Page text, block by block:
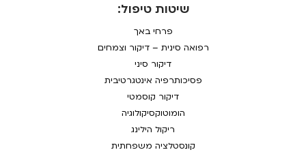
שיטות טיפול:
פרחי באך
רפואה סינית – דיקור וצמחים
דיקור סיני
פסיכותרפיה אינטגרטיבית
דיקור קוסמטי
הומוטוקסיקולוגיה
ריקול הילינג
קונסטלציה משפחתית